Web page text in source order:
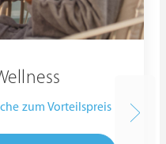
zum Vorteilspreis